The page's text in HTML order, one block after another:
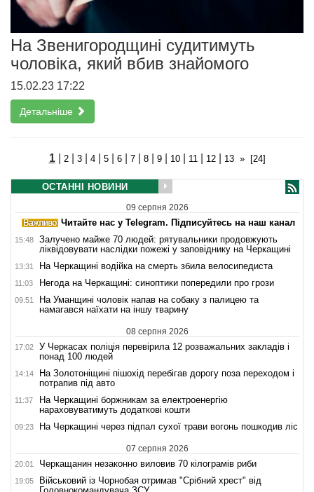
На Звенигородщині судитимуть
чоловіка, який вбив знайомого
15.02.23 17:22
Детальніше
1| 2| 3| 4| 5| 6| 7| 8| 9| 10| 11 12| 13 » [24]
ОСТАННІ НОВИНИ
09 серпня 2026
Читайте нас у Telegram. Підписуйтесь на наш канал
15:48
Залучено майже 70 людей: рятувальники продовжують
ліквідовувати наслідки пожежі у заповіднику на Черкащині
13:31 На Черкащині водійка на смерть збила велосипедиста
11:03 Негода на Черкащині: синоптики попередили про грози
09:51
На Уманщині чоловік напав на собаку з палицею та
намагався наїхати на іншу тварину
08 серпня 2026
17:02
У Черкасах поліція перевірила 12 розважальних закладів і
понад 100 людей
14:14
На Золотоніщині пішохід перебігав дорогу поза переходом і
потрапив під авто
11:37
На Черкащині боржникам за електроенергію
нараховуватимуть додаткові кошти
09:23 На Черкащині через підпал сухої трави вогонь пошкодив ліс
07 серпня 2026
20:01 Черкащанин незаконно виловив 70 кілограмів риби
19:05
Військовий із Чорнобая отримав "Срібний хрест" від
Головнокомандувача ЗСУ